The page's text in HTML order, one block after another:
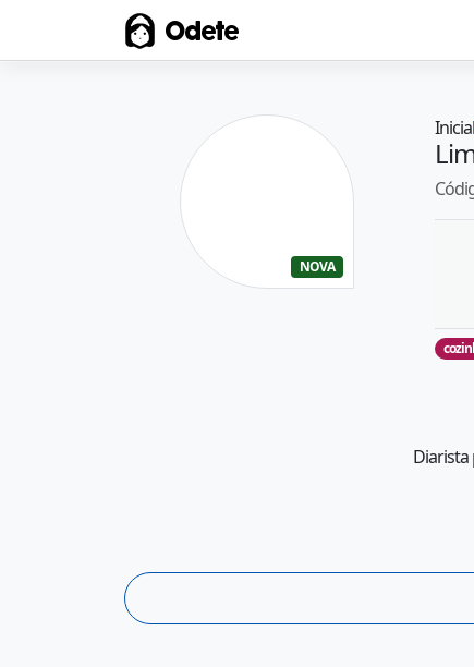
Odete
NOVA
Inicial
Diarista